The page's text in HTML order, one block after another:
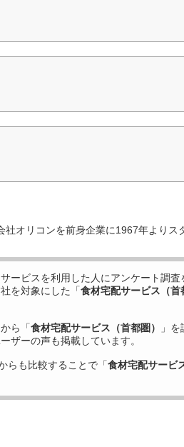
社オリコンを前身企業に1967年よりス
ービスを利用した 人にアンケート調査
社を対象にした「食材宅配サービス（首
ら「食材宅配サービス（首都圏）
」
ザーの声も掲載しています。
らも比較することで「食材宅配サービ